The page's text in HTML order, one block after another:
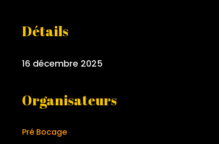
Détails
16 décembre 2025
Organisateurs
Pré Bocage